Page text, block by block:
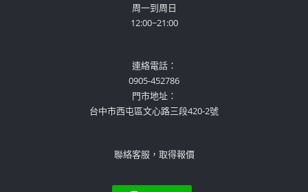
周一到周日
12:00~21:00
連絡電話：
0905-452786
門市地址：
台中市西屯區文心路三段420-2號
聯絡客服，取得報價